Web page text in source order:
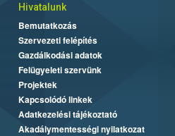
Hivatalunk
Bemutatkozás
Szervezeti felépítés
Gazdálkodási adatok
Felügyeleti szervünk
Projektek
Kapcsolódó linkek
Adatkezelési tájékoztató
Akadálymentességi nyilatkozat